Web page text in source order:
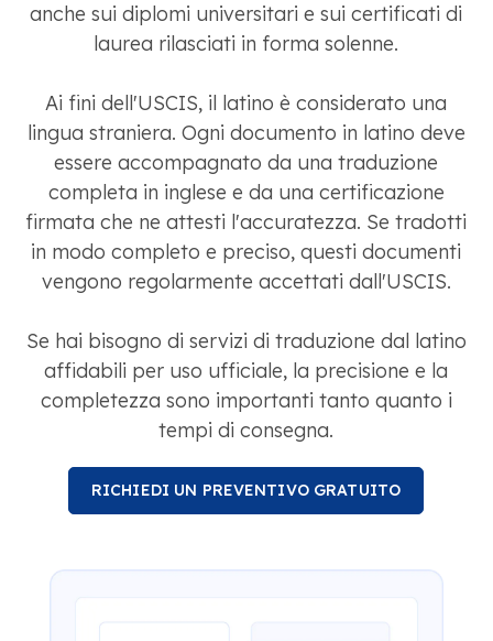
anche sui diplomi universitari e sui certificati di
laurea rilasciati in forma solenne.
Ai fini dell'USCIS, il latino è considerato una
lingua straniera. Ogni documento in latino deve
essere accompagnato da una traduzione
completa in inglese e da una certificazione
firmata che ne attesti l'accuratezza. Se tradotti
in modo completo e preciso, questi documenti
vengono regolarmente accettati dall'USCIS.
Se hai bisogno di servizi di traduzione dal latino
affidabili per uso ufficiale, la precisione e la
completezza sono importanti tanto quanto i
tempi di consegna.
RICHIEDI UN PREVENTIVO GRATUITO